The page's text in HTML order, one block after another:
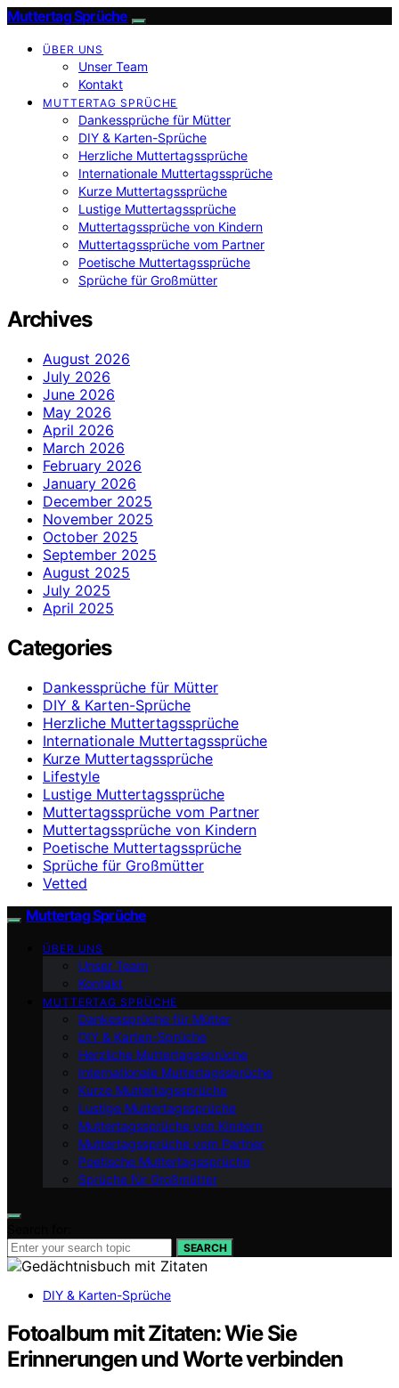
Muttertag Sprüche
ÜBER UNS
Unser Team
Kontakt
MUTTERTAG SPRÜCHE
Dankessprüche für Mütter
DIY & Karten-Sprüche
Herzliche Muttertagssprüche
Internationale Muttertagssprüche
Kurze Muttertagssprüche
Lustige Muttertagssprüche
Muttertagssprüche von Kindern
Muttertagssprüche vom Partner
Poetische Muttertagssprüche
Sprüche für Großmütter
Archives
August 2026
July 2026
June 2026
May 2026
April 2026
March 2026
February 2026
January 2026
December 2025
November 2025
October 2025
September 2025
August 2025
July 2025
April 2025
Categories
Dankessprüche für Mütter
DIY & Karten-Sprüche
Herzliche Muttertagssprüche
Internationale Muttertagssprüche
Kurze Muttertagssprüche
Lifestyle
Lustige Muttertagssprüche
Muttertagssprüche vom Partner
Muttertagssprüche von Kindern
Poetische Muttertagssprüche
Sprüche für Großmütter
Vetted
Muttertag Sprüche
ÜBER UNS
Unser Team
Kontakt
MUTTERTAG SPRÜCHE
Dankessprüche für Mütter
DIY & Karten-Sprüche
Herzliche Muttertagssprüche
Internationale Muttertagssprüche
Kurze Muttertagssprüche
Lustige Muttertagssprüche
Muttertagssprüche von Kindern
Muttertagssprüche vom Partner
Poetische Muttertagssprüche
Sprüche für Großmütter
SEARCH
DIY & Karten-Sprüche
Fotoalbum mit Zitaten: Wie Sie
Erinnerungen und Worte verbinden